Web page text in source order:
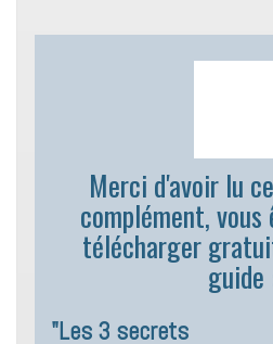
Merci d'avoir lu
complément,
télécharger
guide
"Les 3 secrets